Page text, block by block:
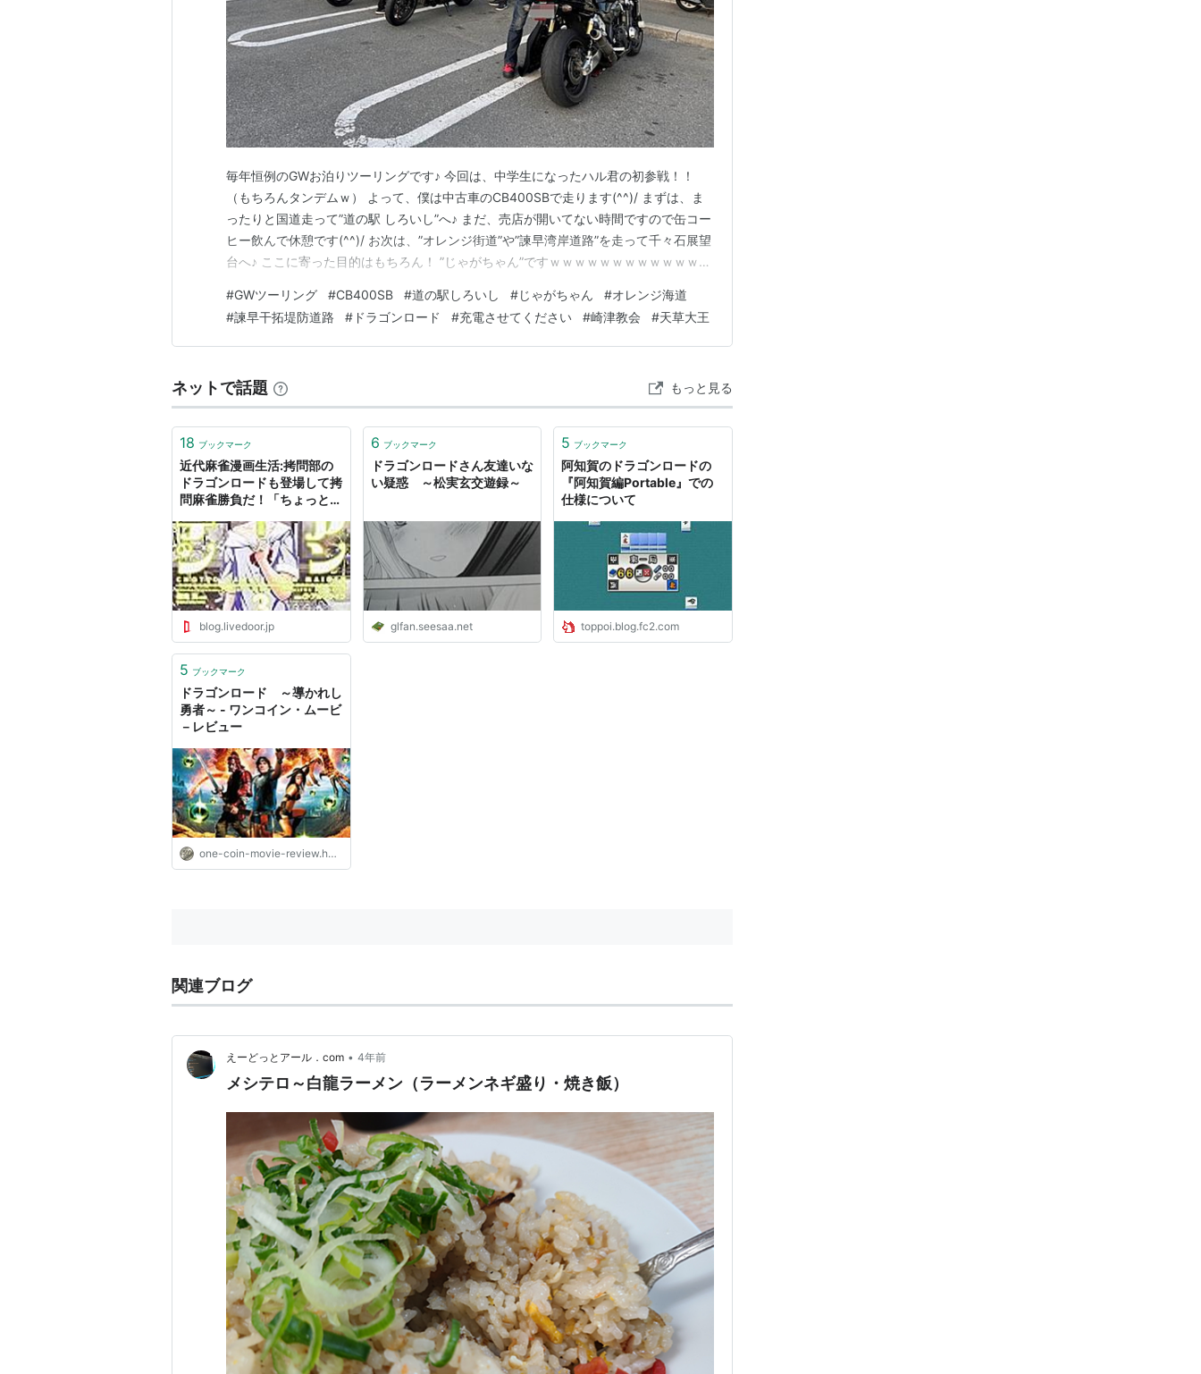
毎年恒例のGWお泊りツーリングです♪ 今回は、中学生になったハル君の初参戦！！
（もちろんタンデムｗ） よって、僕は中古車のCB400SBで走ります(^^)/ まずは、ま
ったりと国道走って”道の駅 しろいし”へ♪ まだ、売店が開いてない時間ですので缶コー
ヒー飲んで休憩です(^^)/ お次は、”オレンジ街道”や”諫早湾岸道路”を走って千々石展望
台へ♪ ここに寄った目的はもちろん！ ”じゃがちゃん”ですｗｗｗｗｗｗｗｗｗｗｗｗｗ
´艸｀) 鯉のエサやりも出来ました(^^)/ ちょっとガッツキ過ぎじゃないですか？ここ…
#GWツーリング #CB400SB #道の駅しろいし #じゃがちゃん #オレンジ海道
#諫早干拓堤防道路 # ドラゴンロード #充電させてください #崎津教会 #天草大王
ネットで話題 もっと見る
18 ブックマーク
近代麻雀漫画生活:拷問部の
ドラゴンロードも登場して拷
問麻雀勝負だ！「ちょっとか
巻
blog.livedoor.jp
6 ブックマーク
ドラゴンロードさん友達いな
い疑惑 ～松実玄交遊録～
glfan.seesaa.net
5 ブックマーク
阿知賀のドラゴンロードの
『阿知賀編Portable』での
仕様について
toppoi.blog.fc2.com
5 ブックマーク
ドラゴンロード ～導かれし
勇者～ - ワンコイン・ムービ
－レビュー
one-coin-movie-review.hatenadiary.jp
関連ブログ
えーどっとアール．com • 4年前
メシテロ～白龍ラーメン（ラーメンネギ盛り・焼き飯）